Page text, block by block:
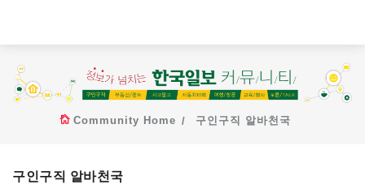
Community Home 구인구직 알바천국
구인구직 알바천국